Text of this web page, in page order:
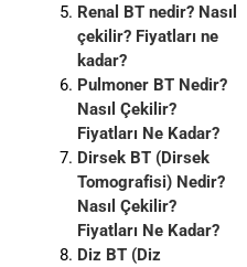
Renal BT nedir? Nasıl
çekilir? Fiyatları ne
kadar?
Pulmoner BT Nedir?
Nasıl Çekilir?
Fiyatları Ne Kadar?
Dirsek BT (Dirsek
Tomografisi) Nedir?
Nasıl Çekilir?
Fiyatları Ne Kadar?
Diz BT (Diz